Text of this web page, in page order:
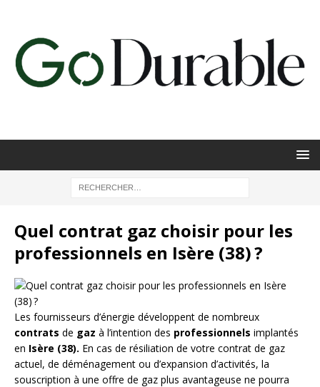
Quel contrat gaz choisir pour les
professionnels en Isère (38) ?
Les fournisseurs d’énergie développent de nombreux
contrats de gaz à l’intention des professionnels implantés
en Isère (38). En cas de résiliation de votre contrat de gaz
actuel, de déménagement ou d’expansion d’activités, la
souscription à une offre de gaz plus avantageuse ne pourra